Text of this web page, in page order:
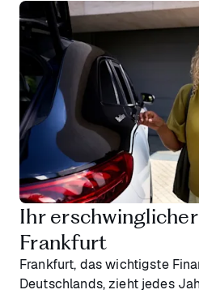
Ihr
Frankfurt
Frankfurt, das wichtigste
Deutschlands, zieht jedes